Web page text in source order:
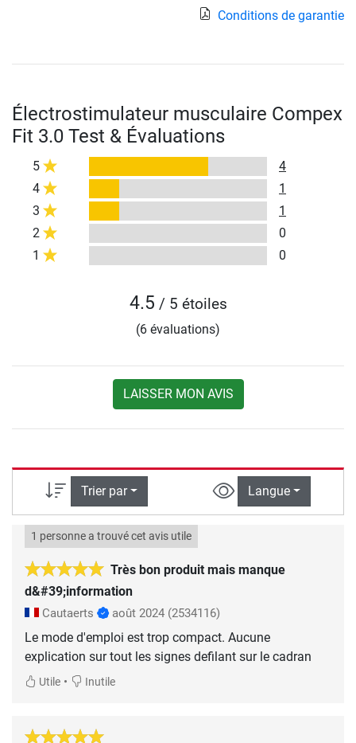
Conditions de garantie
Électrostimulateur musculaire Compex
Fit 3.0 Test & Évaluations
5
4
4
1
3
1
2
0
1
0
4.5 / 5 étoiles
(6 évaluations)
LAISSER MON AVIS
Trier par Langue
Très bon produit mais manque
d&#39;information
1 personne a trouvé cet avis utile
Cautaerts août 2024 (2534116)
Le mode d'emploi est trop compact. Aucune
explication sur tout les signes defilant sur le cadran
Utile • Inutile